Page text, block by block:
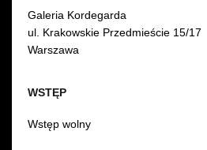
WSTĘP
Wstęp wolny
Galeria Kordegarda
ul. Krakowskie Przedmieście 15/17
Warszawa